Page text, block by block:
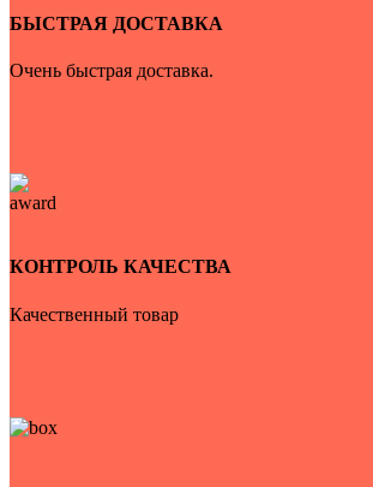
БЫСТРАЯ ДОСТАВКА
Очень быстрая доставка.
КОНТРОЛЬ КАЧЕСТВА
Качественный товар